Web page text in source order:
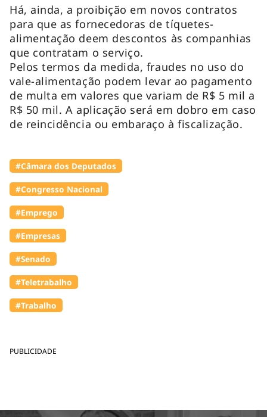
PUBLICIDADE
Há, ainda, a proibição em novos contratos
para que as fornecedoras de tíquetes-
alimentação deem descontos às companhias
que contratam o serviço.
Pelos termos da medida, fraudes no uso do
vale-alimentação podem levar ao pagamento
de multa em valores que variam de R$ 5 mil a
R$ 50 mil. A aplicação será em dobro em caso
de reincidência ou embaraço à fiscalização.
#Câmara dos Deputados
#Congresso Nacional
#Emprego
#Empresas
#Senado
#Teletrabalho
#Trabalho